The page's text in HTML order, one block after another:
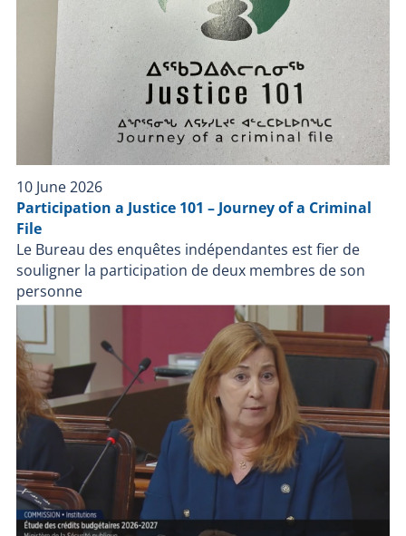
au www.bei.gouv.qc.ca/nous joindre
10 June 2026
Participation a Justice 101 – Journey of a Criminal
File
Le Bureau des enquêtes indépendantes est fier de
souligner la participation de deux membres de son
personne